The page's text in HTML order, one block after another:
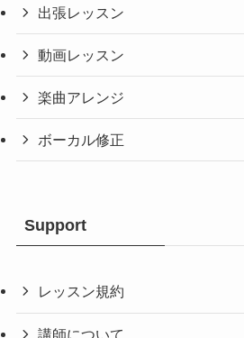
出張レッスン
動画レッスン
楽曲アレンジ
ボーカル修正
Support
レッスン規約
講師について